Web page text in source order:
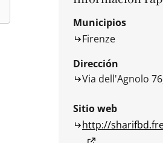
Municipios
Firenze
Dirección
Via dell'Agnolo
Sitio web
http://